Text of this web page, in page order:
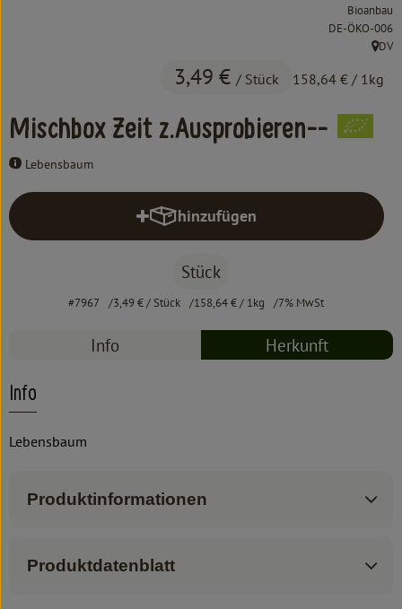
Haushalt
Einkaufen
Erleben
Mischbox Zeit z.Ausprobieren--
Lebensbaum
3,49 € / Stück 158,64 € / 1kg
Bioanbau
, Kontrollstelle:
DE-ÖKO-006
,DV
hinzufügen
Produkt zum Warenkorb
Stück
#7967 3,49 €/ Stück 158,64 €/ 1kg 7% MwSt
Info Herkunft
Info
Lebensbaum
Produktinformationen
Produktdatenblatt